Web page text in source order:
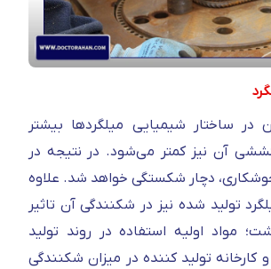
در ساختار شیمیایی میلگرد‌ها بیشتر
آن نیز کمتر می‌شود. در نتیجه در
دچار شکستگی خواهد شد. علاوه
تولید شده نیز در شکنندگی آن تاثیر
مواد اولیه استفاده در روند تولید
کارخانه تولید کننده در میزان شکنندگی